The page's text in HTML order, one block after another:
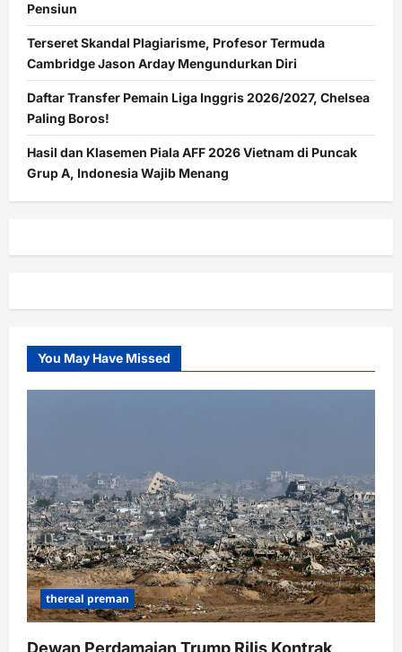
Pensiun
Terseret Skandal Plagiarisme, Profesor Termuda
Cambridge Jason Arday Mengundurkan Diri
Daftar Transfer Pemain Liga Inggris 2026/2027, Chelsea
Paling Boros!
Hasil dan Klasemen Piala AFF 2026 Vietnam di Puncak
Grup A, Indonesia Wajib Menang
You May Have Missed
thereal preman
Dewan Perdamaian Trump Rilis Kontrak